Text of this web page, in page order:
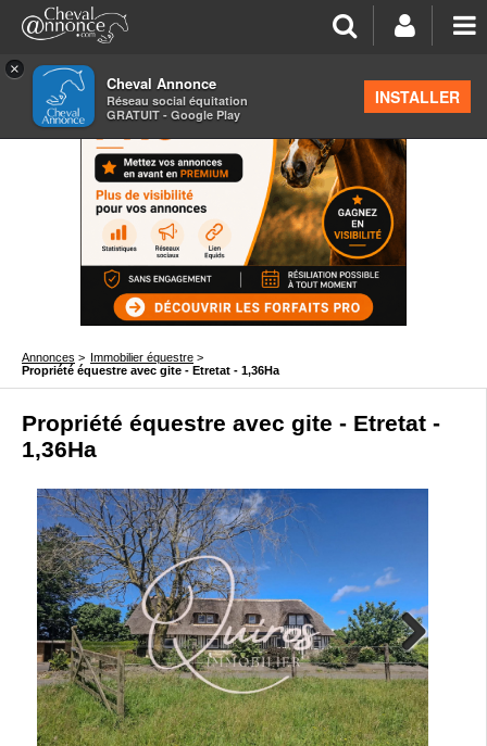
×
Cheval Annonce
Réseau social équitation
GRATUIT - Google Play
INSTALLER
Annonces > Immobilier équestre >
Propriété équestre avec gite - Etretat - 1,36Ha
Propriété équestre avec gite - Etretat -
1,36Ha
Next